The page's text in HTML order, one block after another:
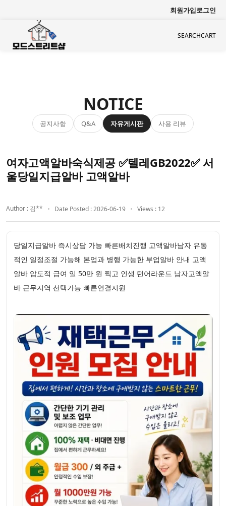
회원가입로그인
SEARCHCART
NOTICE
공지사항 Q&A 자유게시판 사용 리뷰
여자고액알바숙식제공 ✅텔레GB2022✅ 서
울당일지급알바 고액알바
Author : 김** Date Posted : 2026-06-19 Views : 12
당일지급알바 즉시상담 가능 빠른배치진행 고액알바남자 유동
적인 일정조절 가능해 본업과 병행 가능한 부업알바 안내 고액
알바 압도적 급여 일 50만 원 찍고 인생 턴어라운드 남자고액알
바 근무지역 선택가능 빠른연결지원